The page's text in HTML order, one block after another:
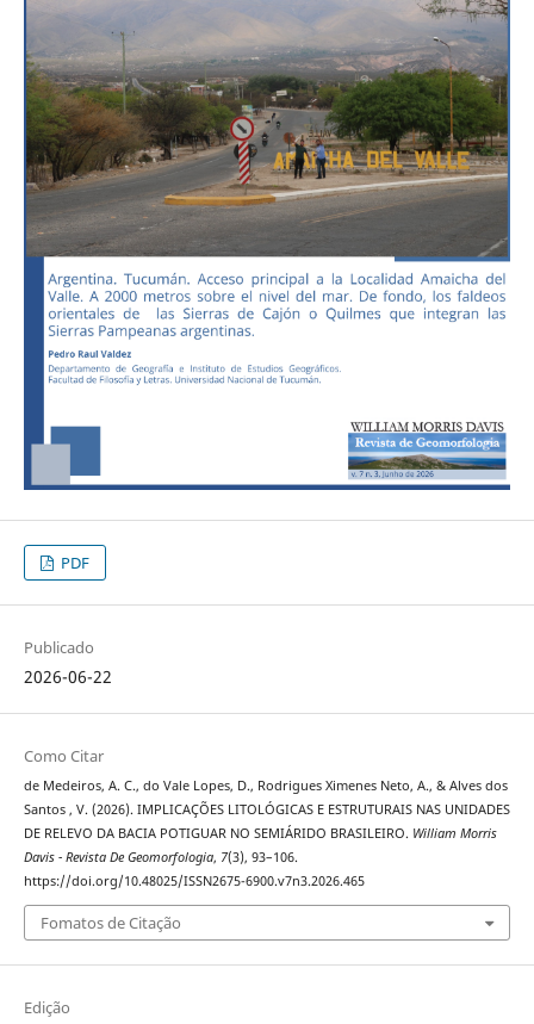
PDF
Publicado
2026-06-22
Como Citar
de Medeiros, A. C., do Vale Lopes, D., Rodrigues Ximenes Neto, A., & Alves dos
Santos , V. (2026). IMPLICAÇÕES LITOLÓGICAS E ESTRUTURAIS NAS UNIDADES
DE RELEVO DA BACIA POTIGUAR NO SEMIÁRIDO BRASILEIRO. William Morris
Davis - Revista De Geomorfologia, 7(3), 93–106.
https://doi.org/10.48025/ISSN2675-6900.v7n3.2026.465
Fomatos de Citação
Edição